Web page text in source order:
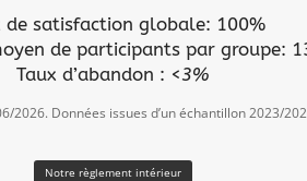
de satisfaction globale: 100%
de participants par groupe:
Taux d’abandon : <3%
2026. Données issues d’un échantillon 2023/
Notre règlement intérieur